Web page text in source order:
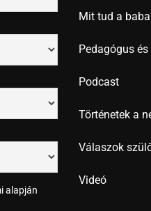
alapján
Mit tud a
Pedagógus
Podcast
Történetek a
Válaszok
Videó